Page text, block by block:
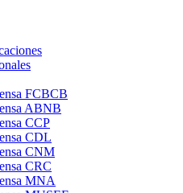
FCBCB
ABNB
CCP
CDL
CNM
CRC
MNA